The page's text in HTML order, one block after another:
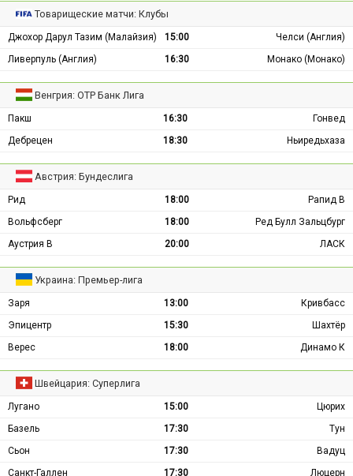
Товарищеские матчи: Клубы
Джохор Дарул Тазим (Малайзия) 15:00
Челси (Англия)
Ливерпуль (Англия)
16:30 Монако (Монако)
Венгрия: ОТР Банк Лига
Пакш 16:30
Гонвед
Дебрецен
18:30 Ньиредьхаза
Австрия: Бундеслига
Рид 18:00
Рапид В
Вольфсберг
18:00
Ред Булл Зальцбург
Аустрия В
20:00 ЛАСК
Украина: Премьер-лига
Заря 13:00
Кривбасс
Эпицентр
15:30
Шахтёр
Верес
18:00 Динамо К
Швейцария: Суперлига
Лугано 15:00
Цюрих
Базель
17:30
Тун
Сьон
17:30
Вадуц
Санкт-Галлен
17:30 Люцерн